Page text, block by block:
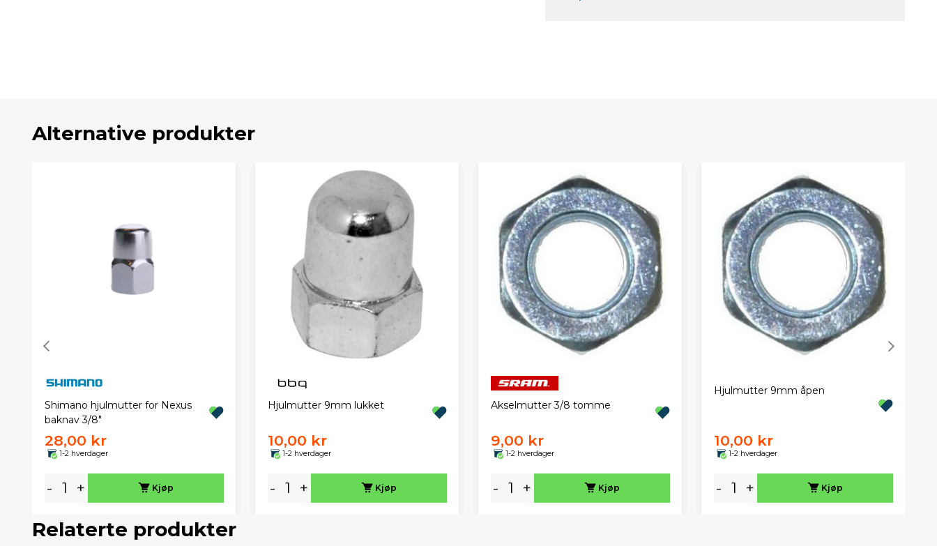
Alternative produkter
Shimano hjulmutter for Nexus
baknav 3/8"
28,00 kr
1-2 hverdager
- + Kjøp
Hjulmutter 9mm lukket
10,00 kr
1-2 hverdager
- + Kjøp
Akselmutter 3/8 tomme
9,00 kr
1-2 hverdager
- + Kjøp
Hjulmutter 9mm åpen
10,00 kr
1-2 hverdager
- + Kjøp
Relaterte produkter